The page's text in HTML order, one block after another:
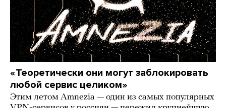
«Теоретически они могут заблокировать
любой сервис целиком»
Этим летом Amnezia — один из самых популярных